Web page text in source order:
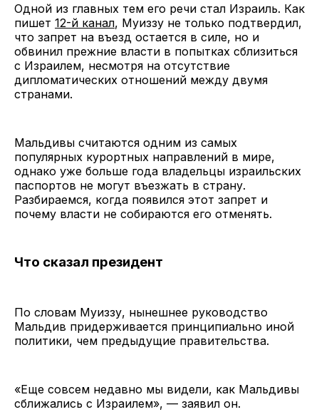
Одной из главных тем его речи стал Израиль. Как
пишет 12-й канал, Муиззу не только подтвердил,
что запрет на въезд остается в силе, но и
обвинил прежние власти в попытках сблизиться
с Израилем, несмотря на отсутствие
дипломатических отношений между двумя
странами.
Мальдивы считаются одним из самых
популярных курортных направлений в мире,
однако уже больше года владельцы израильских
паспортов не могут въезжать в страну.
Разбираемся, когда появился этот запрет и
почему власти не собираются его отменять.
Что сказал президент
По словам Муиззу, нынешнее руководство
Мальдив придерживается принципиально иной
политики, чем предыдущие правительства.
«Еще совсем недавно мы видели, как Мальдивы
сближались с Израилем», — заявил он.